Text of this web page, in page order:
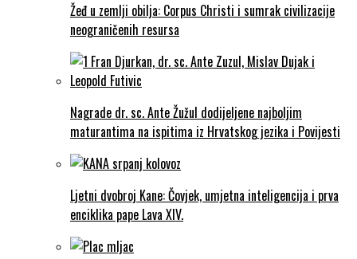
Žeđ u zemlji obilja: Corpus Christi i sumrak civilizacije
neograničenih resursa
Nagrade dr. sc. Ante Žužul dodijeljene najboljim
maturantima na ispitima iz Hrvatskog jezika i Povijesti
Ljetni dvobroj Kane: Čovjek, umjetna inteligencija i prva
enciklika pape Lava XIV.